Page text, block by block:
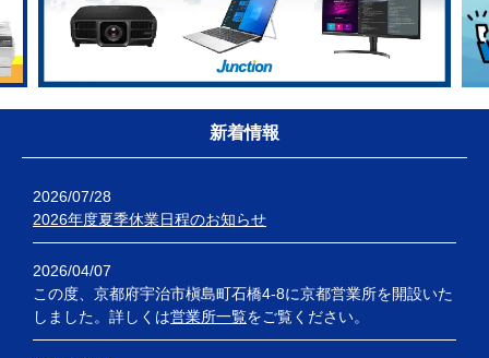
新着情報
2026/07/28
2026年度夏季休業日程のお知らせ
2026/04/07
この度、京都府宇治市槇島町石橋4-8に京都営業所を開設いた
しました。詳しくは営業所一覧をご覧ください。